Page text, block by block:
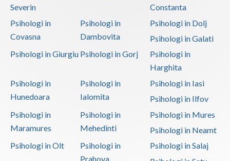
Severin
Constanta
Psihologi in
Covasna
Psihologi in
Dambovita
Psihologi in Dolj
Psihologi in Galati
Psihologi in Giurgiu Psihologi in Gorj
Psihologi in
Harghita
Psihologi in
Hunedoara
Psihologi in
Ialomita
Psihologi in Iasi
Psihologi in Ilfov
Psihologi in
Maramures
Psihologi in
Mehedinti
Psihologi in Mures
Psihologi in Neamt
Psihologi in Olt
Psihologi in
Prahova
Psihologi in Salaj